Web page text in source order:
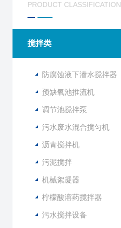
PRODUCT CLASSIFICATION
搅拌类
防腐蚀液下潜水搅拌器
预缺氧池推流机
调节池搅拌泵
污水废水混合搅匀机
沥青搅拌机
污泥搅拌
机械絮凝器
柠檬酸溶药搅拌器
污水搅拌设备